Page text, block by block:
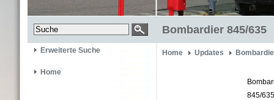
Bombardier 845/635
Erweiterte Suche
Home
Home Updates
845/635